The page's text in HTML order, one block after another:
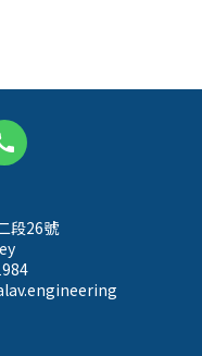
段26號